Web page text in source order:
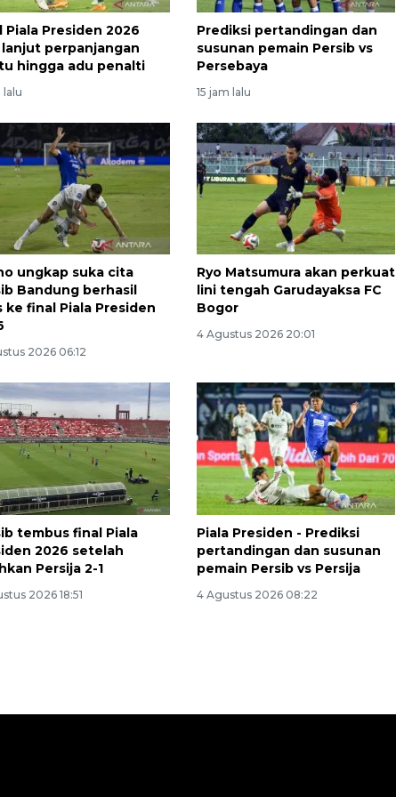
Piala Presiden 2026
lanjut perpanjangan
hingga adu penalti
lalu
Prediksi pertandingan dan
susunan pemain Persib vs
Persebaya
15 jam lalu
ungkap suka cita
Bandung berhasil
ke final Piala Presiden
2026 06:12
Ryo Matsumura akan perkuat
lini tengah Garudayaksa FC
Bogor
4 Agustus 2026 20:01
tembus final Piala
2026 setelah
Persija 2-1
2026 18:51
Piala Presiden - Prediksi
pertandingan dan susunan
pemain Persib vs Persija
4 Agustus 2026 08:22
Memberantas kejahatan
2026-08-05 18:00:00